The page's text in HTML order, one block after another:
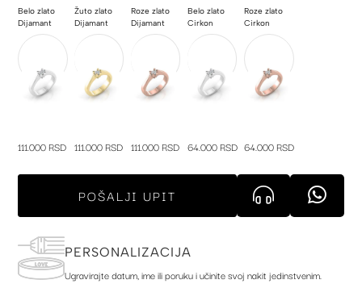
Belo zlato
Dijamant
111.000 RSD
Žuto zlato
Dijamant
111.000 RSD
Roze zlato
Dijamant
111.000 RSD
Belo zlato
Cirkon
64.000 RSD
Roze zlato
Cirkon
64.000 RSD
POŠALJI UPIT
PERSONALIZACIJA
Ugravirajte datum, ime ili poruku i učinite svoj nakit jedinstvenim.